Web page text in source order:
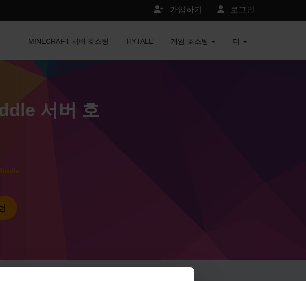
로그인
가입하기
MINECRAFT 서버 호스팅 HYTALE 게임 호스팅 더
서버 호